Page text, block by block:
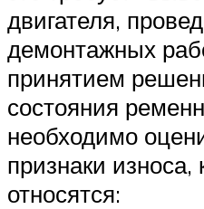
двигателя,
демонтажных
принятием
состояния
необходимо
признаки износа,
относятся: